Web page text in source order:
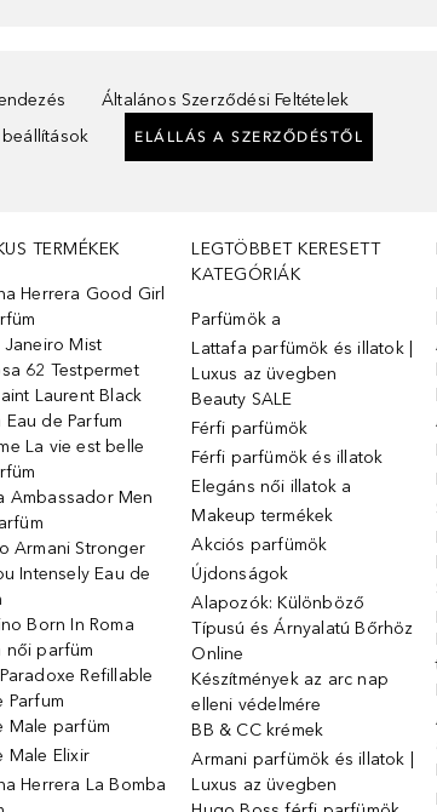
Általános Szerződési Feltételek
ELÁLLÁS A SZERZŐDÉSTŐL
TERMÉKEK
Herrera Good Girl
Janeiro Mist
62 Testpermet
Laurent Black
Eau de Parfum
La vie est belle
Ambassador Men
Armani Stronger
Intensely Eau de
Born In Roma
női parfüm
Refillable
Parfum
Male parfüm
Male Elixir
Herrera La Bomba
LEGTÖBBET KERESETT
KATEGÓRIÁK
Parfümök ️a
Lattafa parfümök és illatok |
Luxus az üvegben
Beauty SALE
Férfi parfümök
Férfi parfümök és illatok
Elegáns női illatok ️a
Makeup termékek
Akciós parfümök
Újdonságok
Alapozók: Különböző
Típusú és Árnyalatú Bőrhöz
Online
Készítmények az arc nap
elleni védelmére
BB & CC krémek
Armani parfümök és illatok |
Luxus az üvegben